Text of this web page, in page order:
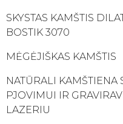
SKYSTAS KAMŠTIS
BOSTIK 3070
MĖGĖJIŠKAS KAMŠTIS
NATŪRALI KAMŠTIENA
PJOVIMUI IR
LAZERIU